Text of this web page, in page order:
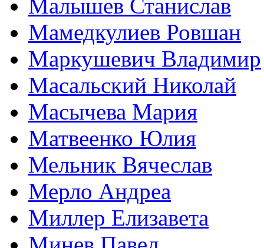
Малышев Станислав
Мамедкулиев Ровшан
Маркушевич Владимир
Масальский Николай
Масычева Мария
Матвеенко Юлия
Мельник Вячеслав
Мерло Андреа
Миллер Елизавета